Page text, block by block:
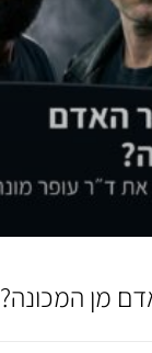
מן המכונה?